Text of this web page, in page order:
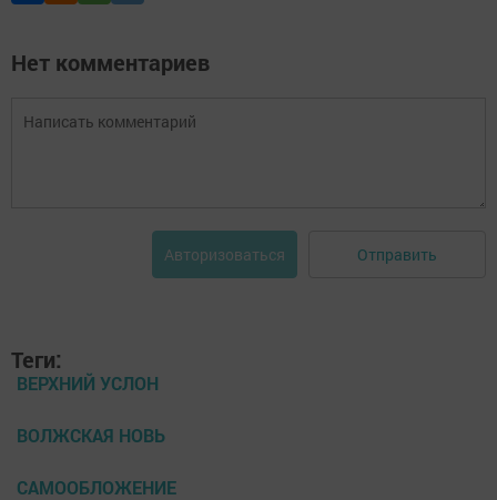
Нет комментариев
Авторизоваться Отправить
Теги:
ВЕРХНИЙ УСЛОН
ВОЛЖСКАЯ НОВЬ
САМООБЛОЖЕНИЕ